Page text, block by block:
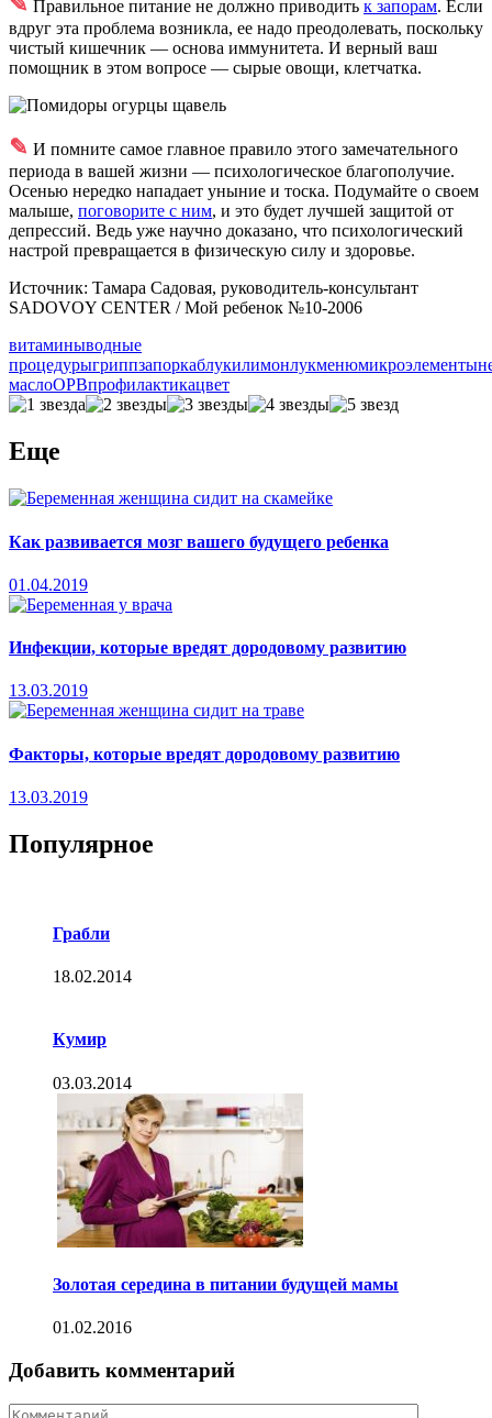
Правильное питание не должно приводить к запорам. Если
вдруг эта проблема возникла, ее надо преодолевать, поскольку
чистый кишечник — основа иммунитета. И верный ваш
помощник в этом вопросе — сырые овощи, клетчатка.
✎ И помните самое главное правило этого замечательного
периода в вашей жизни — психологическое благополучие.
Осенью нередко нападает уныние и тоска. Подумайте о своем
малыше, поговорите с ним, и это будет лучшей защитой от
депрессий. Ведь уже научно доказано, что психологический
настрой превращается в физическую силу и здоровье.
Источник: Тамара Садовая, руководитель-консультант
SADOVOY CENTER / Мой ребенок №10-2006
витаминыводные
процедурыгриппзапоркаблукилимонлукменюмикроэлементы
маслоОРВпрофилактикацвет
Еще
Как развивается мозг вашего будущего ребенка
01.04.2019
Инфекции, которые вредят дородовому развитию
13.03.2019
Факторы, которые вредят дородовому развитию
13.03.2019
Популярное
Грабли
18.02.2014
Кумир
03.03.2014
Золотая середина в питании будущей мамы
01.02.2016
Добавить комментарий